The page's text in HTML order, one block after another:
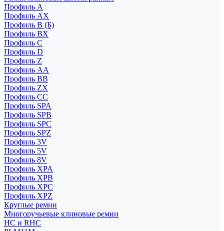
Профиль A
Профиль AX
Профиль B (Б)
Профиль BX
Профиль C
Профиль D
Профиль Z
Профиль АА
Профиль BB
Профиль ZX
Профиль CC
Профиль SPA
Профиль SPB
Профиль SPC
Профиль SPZ
Профиль 3V
Профиль 5V
Профиль 8V
Профиль XPA
Профиль XPB
Профиль XPC
Профиль XPZ
Круглые ремни
Многоручьевые клиновые ремни
HC и RHC